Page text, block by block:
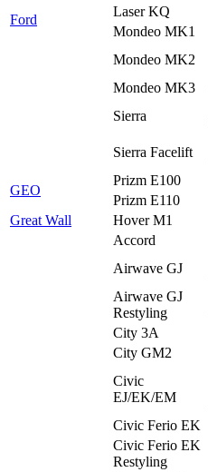
Ford
Laser KQ
Mondeo MK1
Mondeo MK2
Mondeo MK3
Sierra
Sierra Facelift
GEO
Prizm E100
Prizm E110
Great Wall
Hover M1
Accord
Airwave GJ
Airwave GJ
Restyling
City 3A
City GM2
Civic
EJ/EK/EM
Civic Ferio EK
Civic Ferio EK
Restyling